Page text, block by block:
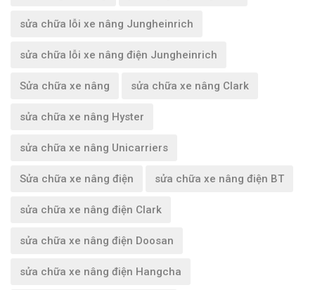
sửa chữa lỗi xe nâng Jungheinrich
sửa chữa lỗi xe nâng điện Jungheinrich
Sửa chữa xe nâng sửa chữa xe nâng Clark
sửa chữa xe nâng Hyster
sửa chữa xe nâng Unicarriers
Sửa chữa xe nâng điện sửa chữa xe nâng điện BT
sửa chữa xe nâng điện Clark
sửa chữa xe nâng điện Doosan
sửa chữa xe nâng điện Hangcha